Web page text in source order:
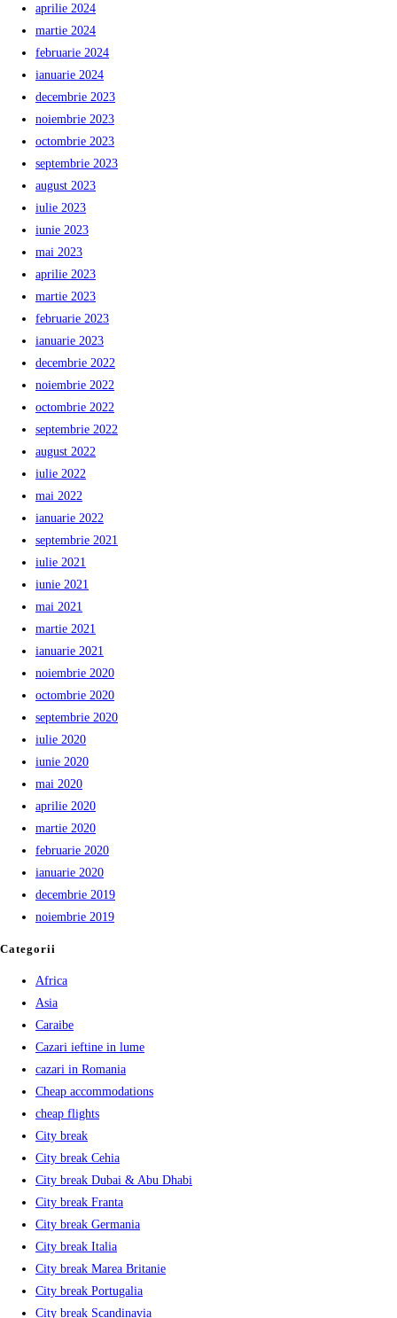
aprilie 2024
martie 2024
februarie 2024
ianuarie 2024
decembrie 2023
noiembrie 2023
octombrie 2023
septembrie 2023
august 2023
iulie 2023
iunie 2023
mai 2023
aprilie 2023
martie 2023
februarie 2023
ianuarie 2023
decembrie 2022
noiembrie 2022
octombrie 2022
septembrie 2022
august 2022
iulie 2022
mai 2022
ianuarie 2022
septembrie 2021
iulie 2021
iunie 2021
mai 2021
martie 2021
ianuarie 2021
noiembrie 2020
octombrie 2020
septembrie 2020
iulie 2020
iunie 2020
mai 2020
aprilie 2020
martie 2020
februarie 2020
ianuarie 2020
decembrie 2019
noiembrie 2019
Categorii
Africa
Asia
Caraibe
Cazari ieftine in lume
cazari in Romania
Cheap accommodations
cheap flights
City break
City break Cehia
City break Dubai & Abu Dhabi
City break Franta
City break Germania
City break Italia
City break Marea Britanie
City break Portugalia
City break Scandinavia